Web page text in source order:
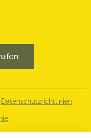
Datenschutzrichtlinien